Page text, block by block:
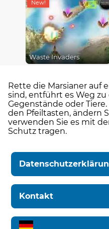
Waste Invaders
Rette die Marsianer auf
sind, entführt es Weg
Gegenstände oder
den Pfeiltasten, ändern
verwenden Sie es mit
Schutz tragen.
Kontakt